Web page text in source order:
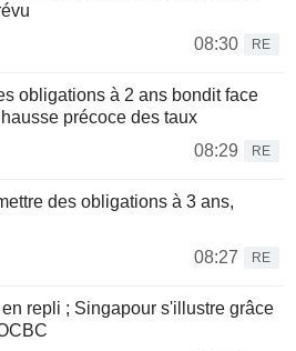
08:30
RE
obligations à 2 ans bondit face
précoce des taux
08:29
RE
des obligations à 3 ans,
08:27
RE
repli ; Singapour s'illustre grâce